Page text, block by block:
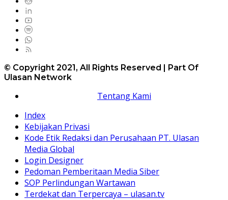
© Copyright 2021, All Rights Reserved | Part Of
Ulasan Network
Tentang Kami
Index
Kebijakan Privasi
Kode Etik Redaksi dan Perusahaan PT. Ulasan
Media Global
Login Designer
Pedoman Pemberitaan Media Siber
SOP Perlindungan Wartawan
Terdekat dan Terpercaya – ulasan.tv